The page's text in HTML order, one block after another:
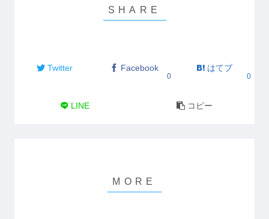
Twitter Facebook
0
はてブ
0
LINE コピー